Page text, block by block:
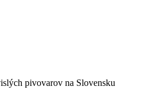
pivovarov na Slovensku